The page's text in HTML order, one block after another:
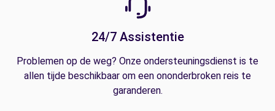
24/7 Assistentie
Problemen op de weg? Onze ondersteuningsdienst is te
allen tijde beschikbaar om een ononderbroken reis te
garanderen.